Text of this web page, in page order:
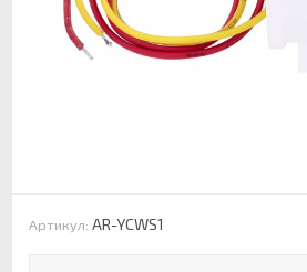
Артикул: AR-YCWS1